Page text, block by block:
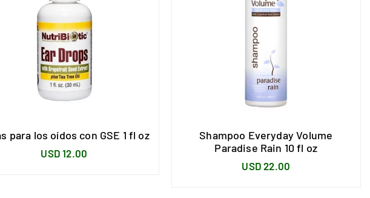
para los oídos con GSE 1 fl oz
Precio
USD 12.00
Shampoo Everyday Volume
Paradise Rain 10 fl oz
Precio
USD 22.00